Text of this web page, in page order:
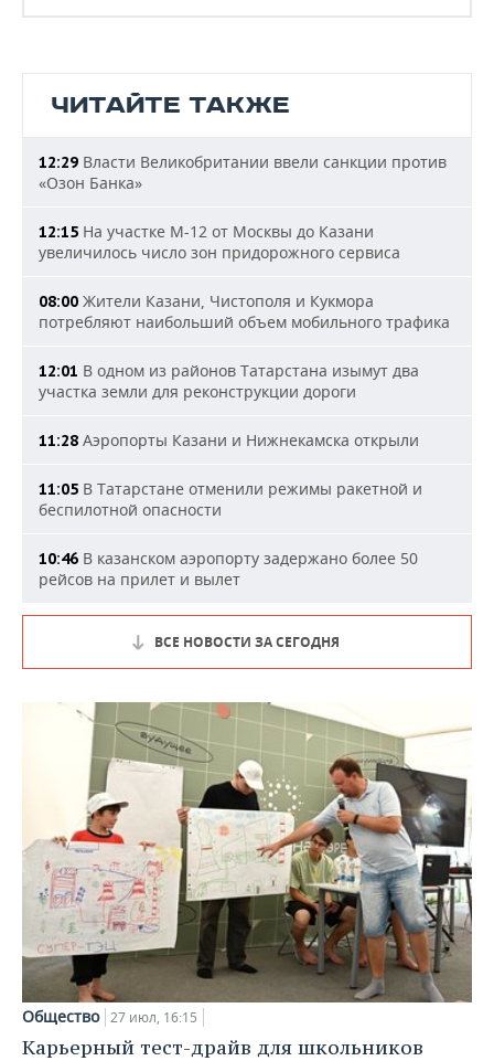
ЧИТАЙТЕ ТАКЖЕ
12:29 Власти Великобритании ввели санкции против
«Озон Банка»
12:15 На участке М-12 от Москвы до Казани
увеличилось число зон придорожного сервиса
08:00 Жители Казани, Чистополя и Кукмора
потребляют наибольший объем мобильного трафика
12:01 В одном из районов Татарстана изымут два
участка земли для реконструкции дороги
11:28 Аэропорты Казани и Нижнекамска открыли
11:05 В Татарстане отменили режимы ракетной и
беспилотной опасности
10:46 В казанском аэропорту задержано более 50
рейсов на прилет и вылет
ВСЕ НОВОСТИ ЗА СЕГОДНЯ
Общество 27 июл, 16:15
Карьерный тест-драйв для школьников